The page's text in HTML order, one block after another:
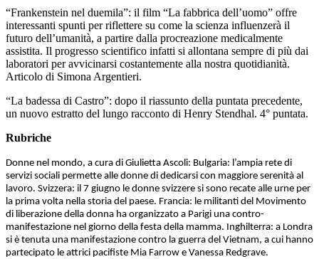
“Frankenstein nel duemila”: il film “La fabbrica dell’uomo” offre
interessanti spunti per riflettere su come la scienza influenzerà il
futuro dell’umanità, a partire dalla procreazione medicalmente
assistita. Il progresso scientifico infatti si allontana sempre di più dai
laboratori per avvicinarsi costantemente alla nostra quotidianità.
Articolo di Simona Argentieri.
“La badessa di Castro”: dopo il riassunto della puntata precedente,
un nuovo estratto del lungo racconto di Henry Stendhal. 4° puntata.
Rubriche
Donne nel mondo, a cura di Giulietta Ascoli: Bulgaria: l’ampia rete di
servizi sociali permette alle donne di dedicarsi con maggiore serenità al
lavoro. Svizzera: il 7 giugno le donne svizzere si sono recate alle urne per
la prima volta nella storia del paese. Francia: le militanti del Movimento
di liberazione della donna ha organizzato a Parigi una contro-
manifestazione nel giorno della festa della mamma. Inghilterra: a Londra
si è tenuta una manifestazione contro la guerra del Vietnam, a cui hanno
partecipato le attrici pacifiste Mia Farrow e Vanessa Redgrave.